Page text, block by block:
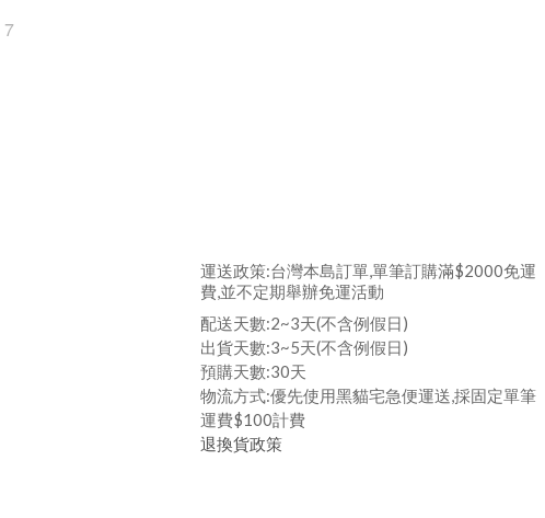
7
運送政策:台灣本島訂單,單筆訂購滿$2000免運
費,並不定期舉辦免運活動
配送天數:2~3天(不含例假日)
出貨天數:3~5天(不含例假日)
預購天數:30天
物流方式:優先使用黑貓宅急便運送,採固定單筆
運費$100計費
退換貨政策